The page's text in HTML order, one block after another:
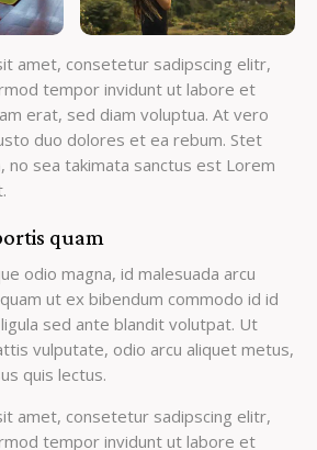
amet, consetetur sadipscing elitr,
tempor invidunt ut labore et
erat, sed diam voluptua. At vero
duo dolores et ea rebum. Stet
no sea takimata sanctus est Lorem
quam
odio magna, id malesuada arcu
ut ex bibendum commodo id id
sed ante blandit volutpat. Ut
vulputate, odio arcu aliquet metus,
quis lectus.
amet, consetetur sadipscing elitr,
tempor invidunt ut labore et